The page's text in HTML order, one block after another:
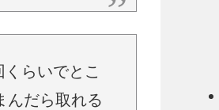
らいでとこ
んだら取れる